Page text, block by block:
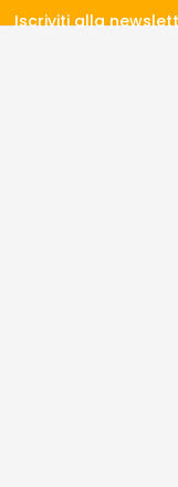
Iscriviti alla